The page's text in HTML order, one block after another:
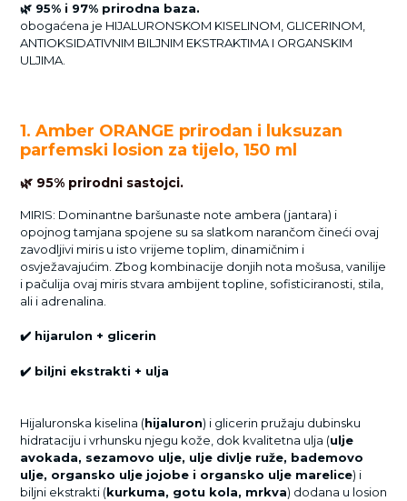
🌿 95% i 97% prirodna baza.
obogaćena je HIJALURONSKOM KISELINOM, GLICERINOM,
ANTIOKSIDATIVNIM BILJNIM EKSTRAKTIMA I ORGANSKIM
ULJIMA.
1. Amber ORANGE prirodan i luksuzan
parfemski losion za tijelo, 150 ml
🌿 95% prirodni sastojci.
MIRIS: Dominantne baršunaste note ambera (jantara) i
opojnog tamjana spojene su sa slatkom narančom čineći ovaj
zavodljivi miris u isto vrijeme toplim, dinamičnim i
osvježavajućim. Zbog kombinacije donjih nota mošusa, vanilije
i pačulija ovaj miris stvara ambijent topline, sofisticiranosti, stila,
ali i adrenalina.
✔️ hijarulon + glicerin
✔️ biljni ekstrakti + ulja
Hijaluronska kiselina (hijaluron) i glicerin pružaju dubinsku
hidrataciju i vrhunsku njegu kože, dok kvalitetna ulja (ulje
avokada, sezamovo ulje, ulje divlje ruže, bademovo
ulje, organsko ulje jojobe i organsko ulje marelice) i
biljni ekstrakti (kurkuma, gotu kola, mrkva) dodana u losion